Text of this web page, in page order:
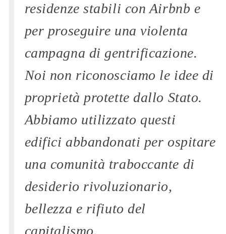
residenze stabili con Airbnb e
per proseguire una violenta
campagna di gentrificazione.
Noi non riconosciamo le idee di
proprietà protette dallo Stato.
Abbiamo utilizzato questi
edifici abbandonati per ospitare
una comunità traboccante di
desiderio rivoluzionario,
bellezza e rifiuto del
capitalismo.